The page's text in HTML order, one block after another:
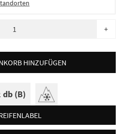
+
HINZUFÜGEN
db (B)